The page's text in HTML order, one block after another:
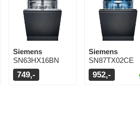
Siemens
SN63HX16BN
749,-
Siemens
SN87TX02CE
952,-